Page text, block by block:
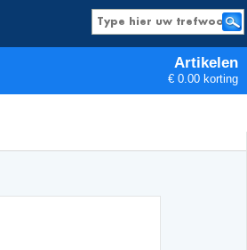
Artikelen
€ 0.00 korting